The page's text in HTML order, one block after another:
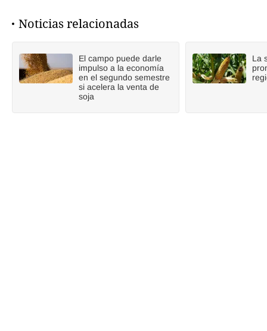
Noticias relacionadas
El campo puede darle
impulso a la economía
en el segundo semestre
si acelera la venta de
soja
La